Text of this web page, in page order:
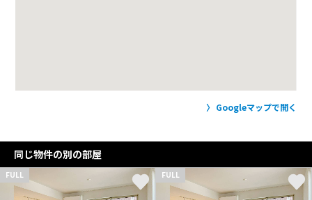
Googleマップで開く
同じ物件の別の部屋
FULL FULL